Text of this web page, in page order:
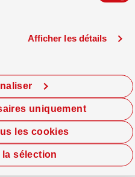
Afficher les détails
les cookies
sélection
uniquement
des